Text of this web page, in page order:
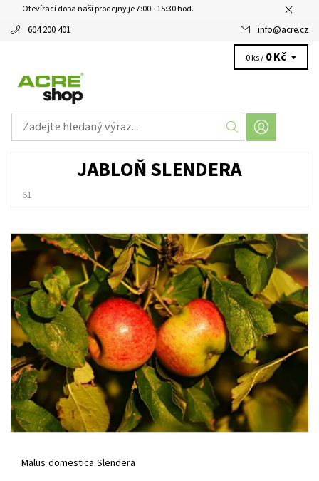
Otevírací doba naší prodejny je 7:00 - 15:30 hod.
604 200 401 info@acre.cz
0 ks / 0 Kč
JABLOŇ SLENDERA
61
Malus domestica Slendera